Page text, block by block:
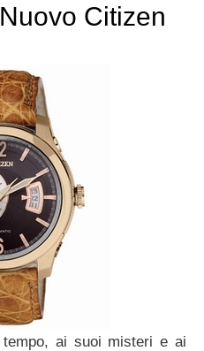
Citizen
ai suoi misteri e ai